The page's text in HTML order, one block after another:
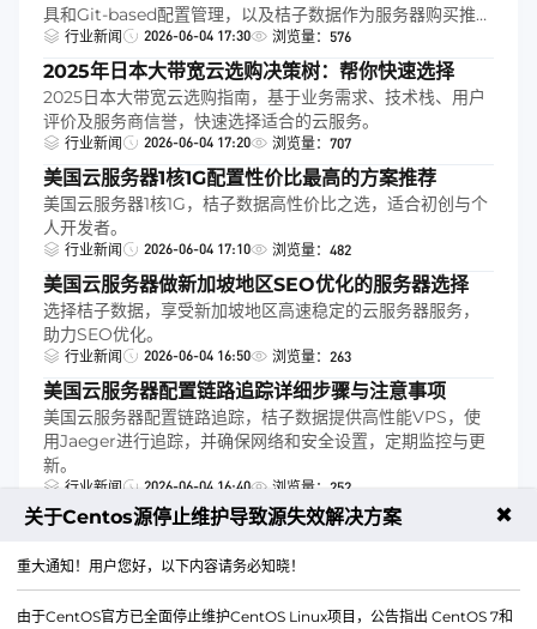
具和Git-based配置管理，以及桔子数据作为服务器购买推
荐。行业新闻 2026-06-04 17:30 浏览量：576
2025年日本大带宽云选购决策树：帮你快速选择
2025日本大带宽云选购指南，基于业务需求、技术栈、用户
评价及服务商信誉，快速选择适合的云服务。
行业新闻 2026-06-04 17:20 浏览量：707
美国云服务器1核1G配置性价比最高的方案推荐
美国云服务器1核1G，桔子数据高性价比之选，适合初创与个
人开发者。
行业新闻 2026-06-04 17:10 浏览量：482
美国云服务器做新加坡地区SEO优化的服务器选择
选择桔子数据，享受新加坡地区高速稳定的云服务器服务，
助力SEO优化。
行业新闻 2026-06-04 16:50 浏览量：263
美国云服务器配置链路追踪详细步骤与注意事项
美国云服务器配置链路追踪，桔子数据提供高性能VPS，使
用Jaeger进行追踪，并确保网络和安全设置，定期监控与更
新。
行业新闻 2026-06-04 16:40 浏览量：252
关于Centos源停止维护导致源失效解决方案 ✖
重大通知！用户您好，以下内容请务必知晓！
由于CentOS官方已全面停止维护CentOS Linux项目，公告指出 CentOS 7和